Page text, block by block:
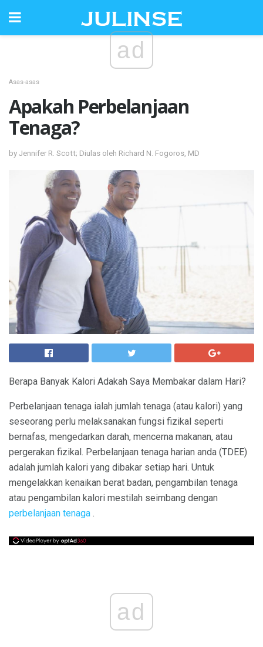
ad
Asas-asas
Apakah Perbelanjaan
Tenaga?
by Jennifer R. Scott; Diulas oleh Richard N. Fogoros, MD
Berapa Banyak Kalori Adakah Saya Membakar dalam Hari?
Perbelanjaan tenaga ialah jumlah tenaga (atau kalori) yang
seseorang perlu melaksanakan fungsi fizikal seperti
bernafas, mengedarkan darah, mencerna makanan, atau
pergerakan fizikal. Perbelanjaan tenaga harian anda (TDEE)
adalah jumlah kalori yang dibakar setiap hari. Untuk
mengelakkan kenaikan berat badan, pengambilan tenaga
atau pengambilan kalori mestilah seimbang dengan
perbelanjaan tenaga .
ad